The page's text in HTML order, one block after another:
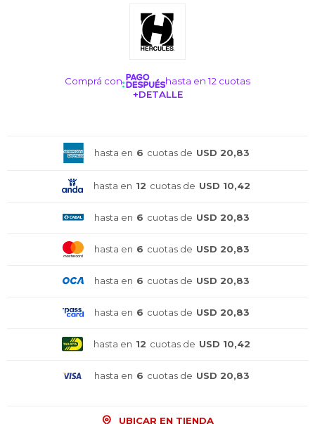
Comprá con
hasta en 12 cuotas
+DETALLE
hasta en 6 cuotas de USD 20,83
hasta en 12 cuotas de USD 10,42
hasta en 6 cuotas de USD 20,83
hasta en 6 cuotas de USD 20,83
hasta en 6 cuotas de USD 20,83
hasta en 6 cuotas de USD 20,83
hasta en 12 cuotas de USD 10,42
hasta en 6 cuotas de USD 20,83
UBICAR EN TIENDA
¡Sumate a la forma más ágil de
¡Sumate a la forma más ágil de
¡Sumate a la forma más ágil de